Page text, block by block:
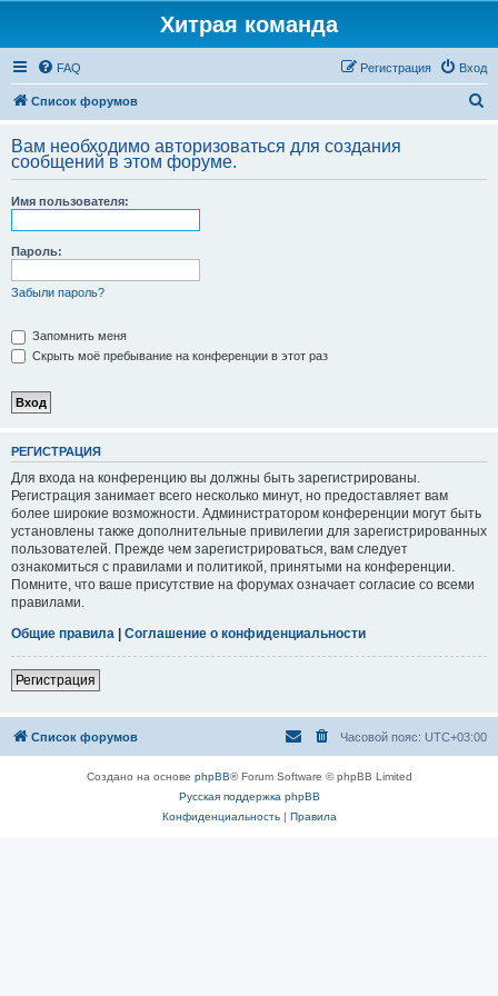
Хитрая команда
FAQ Вход
Регистрация
Список форумов
с
Вам необходимо авторизоваться для создания
сообщений в этом форуме.
Имя пользователя:
Пароль:
Забыли пароль?
Запомнить меня
Скрыть моё пребывание на конференции в этот раз
РЕГИСТРАЦИЯ
Для входа на конференцию вы должны быть зарегистрированы.
Регистрация занимает всего несколько минут, но предоставляет вам
более широкие возможности. Администратором конференции могут быть
установлены также дополнительные привилегии для зарегистрированных
пользователей. Прежде чем зарегистрироваться, вам следует
ознакомиться с правилами и политикой, принятыми на конференции.
Помните, что ваше присутствие на форумах означает согласие со всеми
правилами.
Общие правила | Соглашение о конфиденциальности
Регистрация
Список форумов Часовой пояс: UTC+03:00
Создано на основе phpBB® Forum Software © phpBB Limited
Русская поддержка phpBB
Конфиденциальность| Правила